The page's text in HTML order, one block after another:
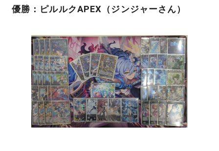
優勝：ピルルクAPEX（ジンジャーさん）